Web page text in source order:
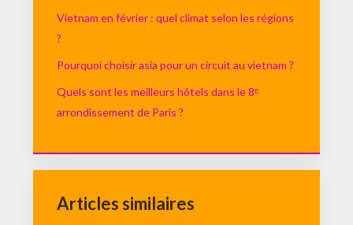
Vietnam en février : quel climat selon les régions
?
Pourquoi choisir asia pour un circuit au vietnam ?
Quels sont les meilleurs hôtels dans le 8ᵉ
arrondissement de Paris ?
Articles similaires